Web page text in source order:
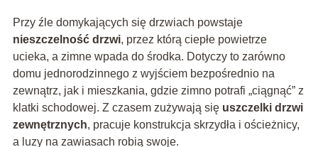
Przy źle domykających się drzwiach powstaje
nieszczelność drzwi, przez którą ciepłe powietrze
ucieka, a zimne wpada do środka. Dotyczy to zarówno
domu jednorodzinnego z wyjściem bezpośrednio na
zewnątrz, jak i mieszkania, gdzie zimno potrafi „ciągnąć” z
klatki schodowej. Z czasem zużywają się uszczelki drzwi
zewnętrznych, pracuje konstrukcja skrzydła i ościeżnicy,
a luzy na zawiasach robią swoje.